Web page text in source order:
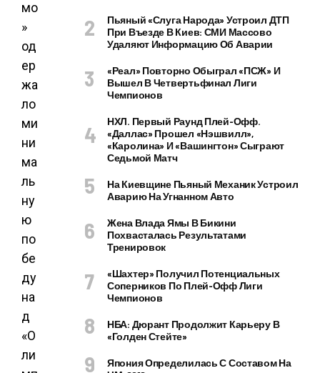
Пьяный «слуга Народа» Устроил ДТП
При Въезде В Киев: СМИ Массово
Удаляют Информацию Об Аварии
«Реал» Повторно Обыграл «ПСЖ» И
Вышел В Четвертьфинал Лиги
Чемпионов
НХЛ. Первый Раунд Плей-Офф.
«Даллас» Прошел «Нэшвилл»,
«Каролина» И «Вашингтон» Сыграют
Седьмой Матч
На Киевщине Пьяный Механик Устроил
Аварию На Угнанном Авто
Жена Влада Ямы В Бикини
Похвасталась Результатами
Тренировок
«Шахтер» Получил Потенциальных
Соперников По Плей-Офф Лиги
Чемпионов
НБА: Дюрант Продолжит Карьеру В
«Голден Стейте»
Япония Определилась С Составом На